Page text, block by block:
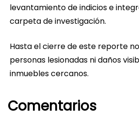
levantamiento de indicios e
carpeta de investigación.
Hasta el cierre de este reporte
personas lesionadas ni daños
inmuebles cercanos.
Comentarios